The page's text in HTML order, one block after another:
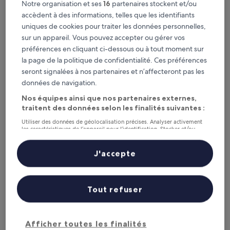
6.6
sur
10,
(20 avis)
6,6/10 (20 avis)
Le
nouveau
est
de
82 €
82 €
taxes et frais compris
1 sept. - 2 sept.
ibis Saint Die Des Vosges
ibis Saint Die Des Vosges
Hébergement
8.0
8,0/10 Très bien (246 avis)
ibis Saint Die Des Vosges
Notre organisation et ses16 partenaires stockent et/ou
accèdent à des informations, telles que les identifiants
uniques de cookies pour traiter les données personnelles,
sur un appareil. Vous pouvez accepter ou gérer vos
préférences en cliquant ci-dessous ou à tout moment sur
la page de la politique de confidentialité. Ces préférences
seront signalées à nos partenaires et n’affecteront pas les
données de navigation.
Nos équipes ainsi que nos partenaires externes,
traitent des données selon les finalités suivantes :
Utiliser des données de géolocalisation précises. Analyser activement
les caractéristiques de l’appareil pour l’identification. Stocker et/ou
personnalisés, mesure de performance des publicités et du contenu,
études d’audience et développement de services.
Liste de nos partenaires (fournisseurs)
Afficher toutes les finalités
Tout refuser
J'accepte